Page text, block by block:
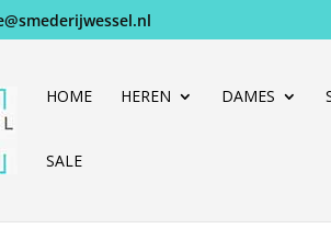
HOME HEREN DAMES
SALE